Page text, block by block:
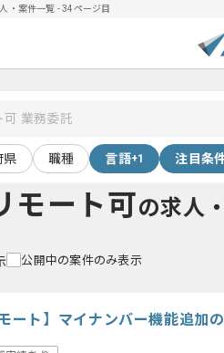
・案件一覧 - 34ページ目
県 職種 言語+1 注目条
モート可の求人
公開中の案件のみ表示
ート】マイナンバー機能追加